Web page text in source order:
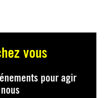
vous
pour agir